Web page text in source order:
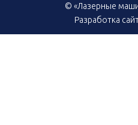
© «Лазерные
Разработка